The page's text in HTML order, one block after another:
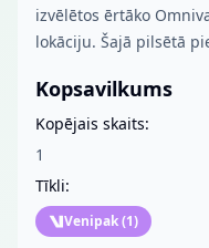
izvēlētos ērtāko
lokāciju. Šajā pilsētā
Kopsavilkums
Kopējais skaits:
1
Tīkli:
Venipak(1)